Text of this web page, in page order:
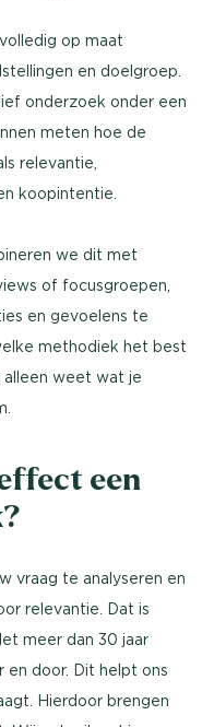
op maat
en doelgroep.
onderzoek onder een
meten hoe de
relevantie,
koopintentie.
we dit met
of focusgroepen,
en gevoelens te
methodiek het best
weet wat je
een
vraag te analyseren en
relevantie. Dat is
meer dan 30 jaar
en door. Dit helpt ons
Hierdoor brengen